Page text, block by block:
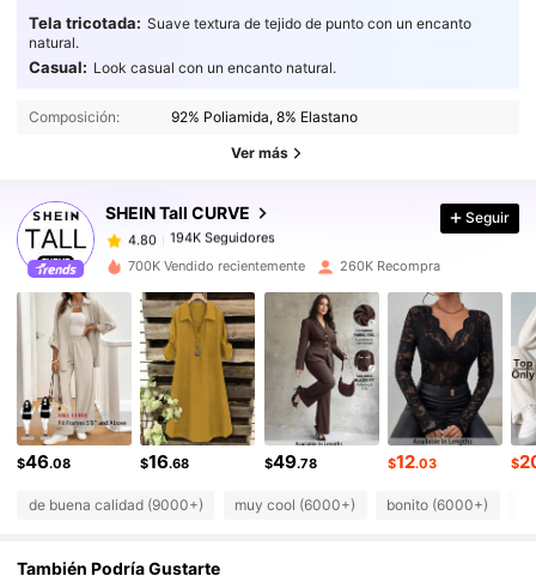
Tela tricotada: Suave textura de tejido de punto con un encanto
natural.
Casual: Look casual con un encanto natural.
Composición: 92% Poliamida, 8% Elastano
Ver más
SHEIN Tall CURVE
194K Seguidores
194K Seguidores
4.80
4.80 194K Seguidores
194K Seguidores
4.80 194K Seguidores
4.80 194K Seguidores
4.80 194K Seguidores
4.80 194K Seguidores
4.80 194K Seguidores
Seguir
700K Vendido recientemente 260K Recompra
$46.08 $16.68 $49.78 $12.03 $
de buena calidad (9000+) muy cool (6000+) bonito (6000+)
También Podría Gustarte